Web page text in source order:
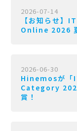
2026-07-14
【お知らせ
Online 2026
2026-06-30
Hinemosが
Category
賞！